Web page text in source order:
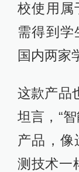
校使用属
需得到学
国内两家
这款产品
坦言，“
产品，像
测技术一